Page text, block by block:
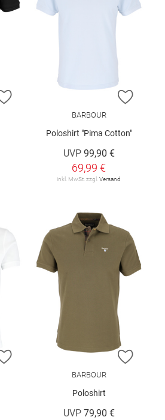
ZUR WUNSCHLISTE HINZUFÜGEN
ZUR
BARBOUR
Poloshirt "Pima Cotton"
UVP 99,90 €
69,99 €
inkl. MwSt. zzgl. Versand
ZUR WUNSCHLISTE HINZUFÜGEN
ZUR
BARBOUR
Poloshirt
UVP 79,90 €